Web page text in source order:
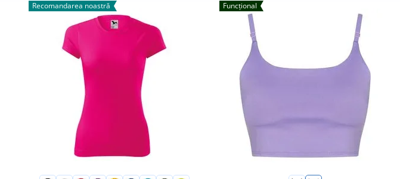
Recomandarea noastră
Funcțional